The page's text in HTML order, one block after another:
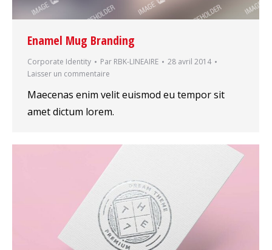
Enamel Mug Branding
Corporate Identity Par RBK-LINEAIRE
28 avril 2014
Laisser un commentaire
Maecenas enim velit euismod eu tempor sit
amet dictum lorem.